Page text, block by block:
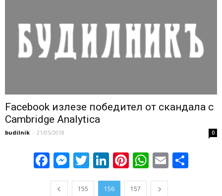
Facebook излезе победител от скандала с
Cambridge Analytica
budilnik - 21/05/2018 0
Facebook
Messenger
Twitter
LinkedIn
Pinterest
WhatsApp
Email
155 156 157